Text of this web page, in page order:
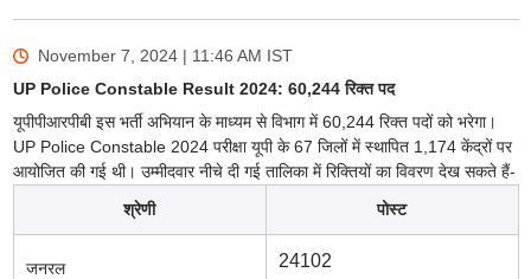
November 7, 2024 | 11:46 AM IST
UP Police Constable Result 2024: 60,244 रिक्त पद
यूपीपीआरपीबी इस भर्ती अभियान के माध्यम से विभाग में 60,244 रिक्त पदों को भरेगा।
UP Police Constable 2024 परीक्षा यूपी के 67 जिलों में स्थापित 1,174 केंद्रों पर
आयोजित की गई थी। उम्मीदवार नीचे दी गई तालिका में रिक्तियों का विवरण देख सकते हैं-
श्रेणी
पोस्ट
जनरल 24102